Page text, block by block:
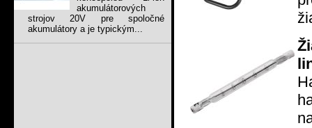
akumulátorových
strojov 20V pre spoločné
akumulátory a je typickým...